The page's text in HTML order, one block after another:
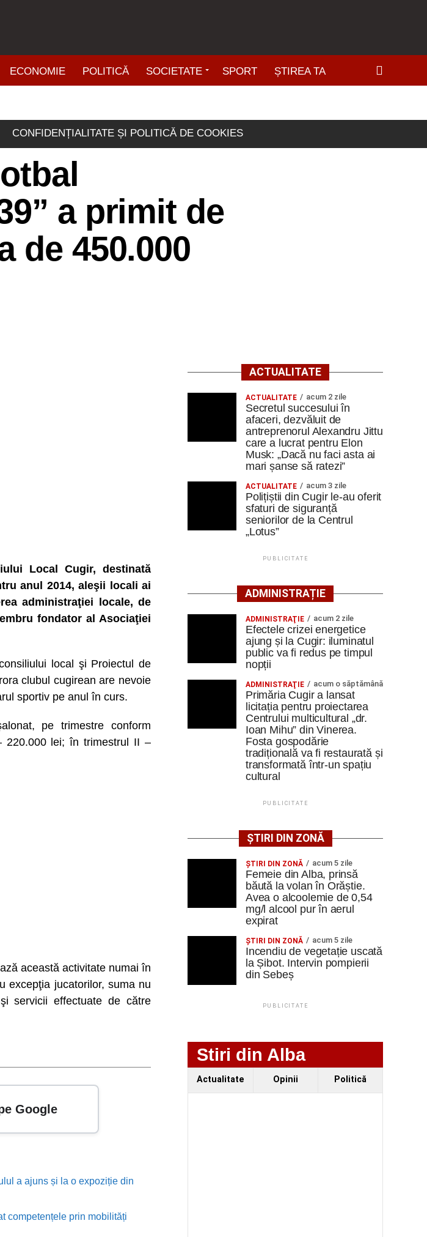
ECONOMIE POLITICĂ SOCIETATE SPORT ȘTIREA TA
CONFIDENȚIALITATE ȘI POLITICĂ DE COOKIES
a primit de
de 450.000
Local Cugir, destinată
anul 2014, aleşii locali ai
administraţiei locale, de
fondator al Asociaţiei
local şi Proiectul de
clubul cugirean are nevoie
sportiv pe anul în curs.
pe trimestre conform
220.000 lei; în trimestrul II –
această activitate numai în
excepţia jucatorilor, suma nu
servicii effectuate de către
Google
a ajuns și la o expoziție din
competențele prin mobilități
ACTUALITATE
ACTUALITATE acum 2 zile
Secretul succesului în
afaceri, dezvăluit de
antreprenorul Alexandru Jittu
care a lucrat pentru Elon
Musk: „Dacă nu faci asta ai
mari șanse să ratezi”
ACTUALITATE acum 3 zile
Polițiștii din Cugir le-au oferit
sfaturi de siguranță
seniorilor de la Centrul
„Lotus”
PUBLICITATE
ADMINISTRAȚIE
ADMINISTRAŢIE acum 2 zile
Efectele crizei energetice
ajung și la Cugir: iluminatul
public va fi redus pe timpul
nopții
ADMINISTRAŢIE acum o săptămână
Primăria Cugir a lansat
licitația pentru proiectarea
Centrului multicultural „dr.
Ioan Mihu” din Vinerea.
Fosta gospodărie
tradițională va fi restaurată și
transformată într-un spațiu
cultural
PUBLICITATE
ȘTIRI DIN ZONĂ
ŞTIRI DIN ZONĂ acum 5 zile
Femeie din Alba, prinsă
băută la volan în Orăștie.
Avea o alcoolemie de 0,54
mg/l alcool pur în aerul
expirat
ŞTIRI DIN ZONĂ acum 5 zile
Incendiu de vegetație uscată
la Șibot. Intervin pompierii
din Sebeș
PUBLICITATE
Stiri din Alba
Actualitate Opinii Politică